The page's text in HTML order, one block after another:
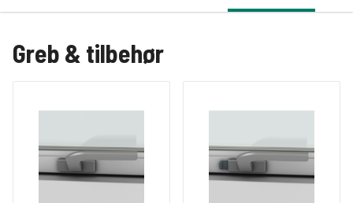
Greb & tilbehør